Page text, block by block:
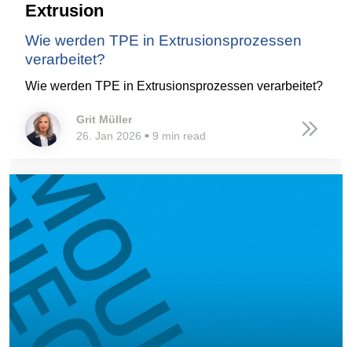
Extrusion
Wie werden TPE in Extrusionsprozessen
verarbeitet?
Wie werden TPE in Extrusionsprozessen verarbeitet?
Grit Müller
26. Jan 2026 ■ 9 min read